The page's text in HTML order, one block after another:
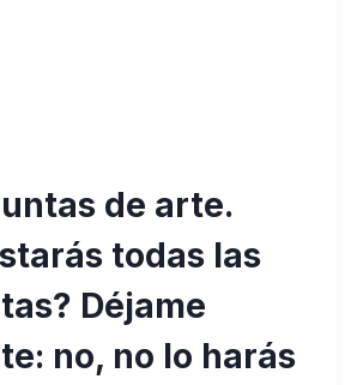
de arte.
todas las
Déjame
no, no lo harás